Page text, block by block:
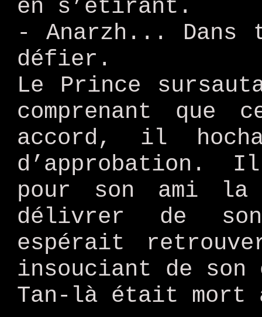
en s’étirant.
- Anarzh...
défier.
Le Prince
comprenant
accord, il
d’approbation.
pour son ami la
délivrer de
espérait
insouciant de son
Tan-là était mort